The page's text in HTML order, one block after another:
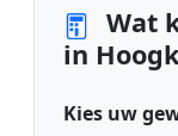
Wat
in
Kies uw